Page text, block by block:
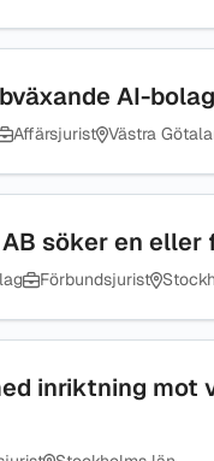
AI-
Affärsjurist Västra
AB söker en
Förbundsjurist
inriktning mot